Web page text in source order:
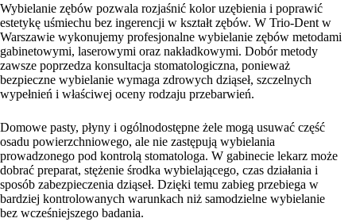
Wybielanie zębów pozwala rozjaśnić kolor uzębienia i poprawić
estetykę uśmiechu bez ingerencji w kształt zębów. W Trio-Dent w
Warszawie wykonujemy profesjonalne wybielanie zębów metodami
gabinetowymi, laserowymi oraz nakładkowymi. Dobór metody
zawsze poprzedza konsultacja stomatologiczna, ponieważ
bezpieczne wybielanie wymaga zdrowych dziąseł, szczelnych
wypełnień i właściwej oceny rodzaju przebarwień.
Domowe pasty, płyny i ogólnodostępne żele mogą usuwać część
osadu powierzchniowego, ale nie zastępują wybielania
prowadzonego pod kontrolą stomatologa. W gabinecie lekarz może
dobrać preparat, stężenie środka wybielającego, czas działania i
sposób zabezpieczenia dziąseł. Dzięki temu zabieg przebiega w
bardziej kontrolowanych warunkach niż samodzielne wybielanie
bez wcześniejszego badania.